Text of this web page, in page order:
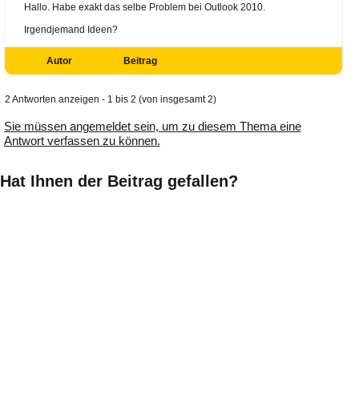
Hallo. Habe exakt das selbe Problem bei Outlook 2010.
Irgendjemand Ideen?
Autor Beitrag
2 Antworten anzeigen - 1 bis 2 (von insgesamt 2)
Sie müssen angemeldet sein, um zu diesem Thema eine
Antwort verfassen zu können.
Hat Ihnen der Beitrag gefallen?